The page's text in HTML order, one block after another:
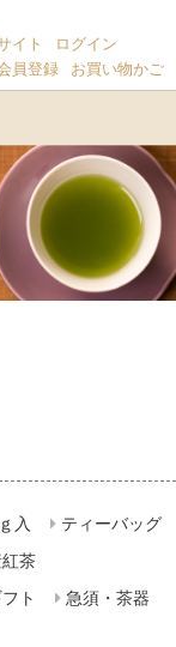
イト
ログイン
員登録
お買い物かご
入 ティーバッグ
紅茶
ト 急須・茶器